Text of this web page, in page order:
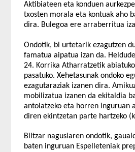
Aktibiateen eta konduen
txosten morala eta kontuak aho
dira. Bulegoa ere arraberritua
Ondotik, bi urtetarik ezagutzen
famatua aipatua izan da.
24. Korrika Atharratzetik
pasatuko. Xehetasunak ondoko
ezagutaraziak izanen dira.
mobilizatua izanen da ekitaldia
antolatzeko eta horren inguruan
diren ekintzetan parte hartzeko
Biltzar nagusiaren ondotik,
baten inguruan Espelleteniak